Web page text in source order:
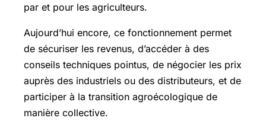
par et pour les agriculteurs.
Aujourd’hui encore, ce fonctionnement permet
de sécuriser les revenus, d’accéder à des
conseils techniques pointus, de négocier les prix
auprès des industriels ou des distributeurs, et de
participer à la transition agroécologique de
manière collective.